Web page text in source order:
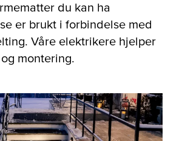
du kan ha
er brukt i forbindelse med
Våre elektrikere hjelper
montering.